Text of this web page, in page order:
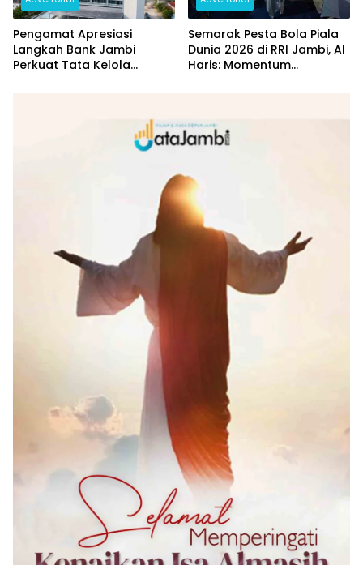
Pengamat Apresiasi
Langkah Bank Jambi
Perkuat Tata Kelola
Semarak Pesta Bola Piala
Dunia 2026 di RRI Jambi, Al
Haris: Momentum